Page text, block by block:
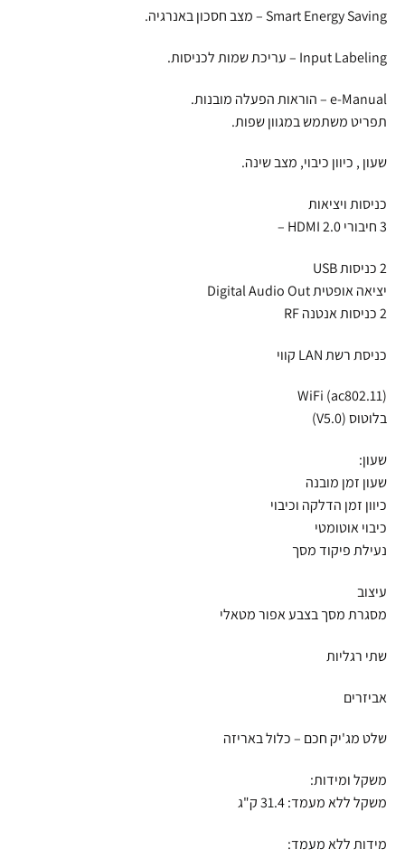
Smart Energy Saving – מצב חסכון באנרגיה.
Input Labeling – עריכת שמות לכניסות.
e-Manual – הוראות הפעלה מובנות.
תפריט משתמש במגוון שפות.
שעון , כיוון כיבוי, מצב שינה.
כניסות ויציאות
3 חיבורי HDMI 2.0 –
2 כניסות USB
יציאה אופטית Digital Audio Out
2 כניסות אנטנה RF
כניסת רשת LAN קווי
WiFi (ac802.11)
בלוטוס (V5.0)
שעון:
שעון זמן מובנה
כיוון זמן הדלקה וכיבוי
כיבוי אוטומטי
נעילת פיקוד מסך
עיצוב
מסגרת מסך בצבע אפור מטאלי
שתי רגליות
אביזרים
שלט מג'יק חכם – כלול באריזה
משקל ומידות:
משקל ללא מעמד: 31.4 ק"ג
מידות ללא מעמד: